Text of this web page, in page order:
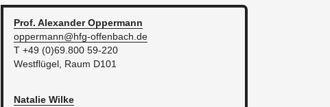
Prof. Alex­an­derOp­per­mann
op­per­man­n@​hfg-​of­fen­bach.​de
T +49 (0)69.800 59-220
West­flü­gel, Raum D101
Na­ta­lie Wilke